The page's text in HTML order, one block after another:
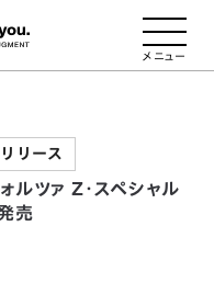
リース
ルツァ Z・スペシャル
売